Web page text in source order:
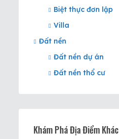
Biệt thực đơn lập
Villa
Đất nền
Đất nền dự án
Đất nền thổ cư
Khám Phá Địa Điểm Khác